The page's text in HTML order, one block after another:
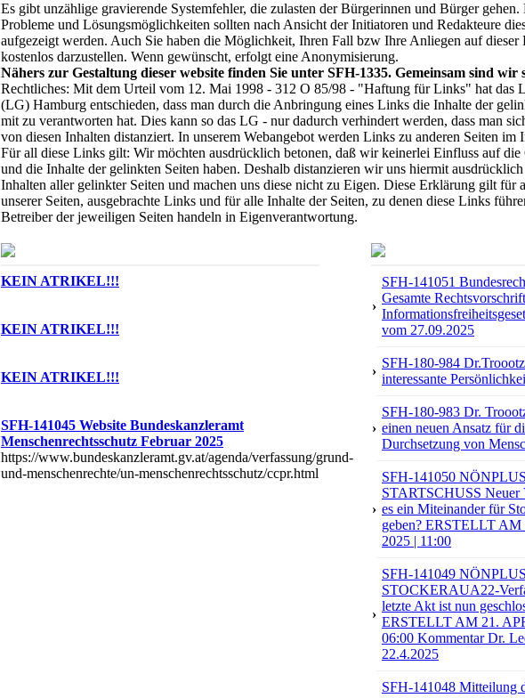
Es gibt unzählige gravierende Systemfehler, die zulasten der Bürgerinnen und Bürger gehen.
Probleme und Lösungsmöglichkeiten sollten nach Ansicht der Initiatoren und Redakteure
aufgezeigt werden. Auch Sie haben die Möglichkeit, Ihren Fall bzw Ihre Anliegen auf dieser
kostenlos darzustellen. Wenn gewünscht, erfolgt eine Anonymisierung.
Nähers zur Gestaltung dieser website finden Sie unter SFH-1335. Gemeinsam sind wir
Rechtliches: Mit dem Urteil vom 12. Mai 1998 - 312 O 85/98 - "Haftung für Links" hat das
(LG) Hamburg entschieden, dass man durch die Anbringung eines Links die Inhalte der
mit zu verantworten hat. Dies kann so das LG - nur dadurch verhindert werden, dass man
von diesen Inhalten distanziert. In unserem Webangebot werden Links zu anderen Seiten im
Für all diese Links gilt: Wir möchten ausdrücklich betonen, daß wir keinerlei Einfluss auf die
und die Inhalte der gelinkten Seiten haben. Deshalb distanzieren wir uns hiermit
Inhalten aller gelinkter Seiten und machen uns diese nicht zu Eigen. Diese Erklärung gilt für
unserer Seiten, ausgebrachte Links und für alle Inhalte der Seiten, zu denen diese Links
Betreiber der jeweiligen Seiten handeln in Eigenverantwortung.
KEIN ATRIKEL!!!
KEIN ATRIKEL!!!
KEIN ATRIKEL!!!
SFH-141045 Website Bundeskanzleramt
Menschenrechtsschutz Februar 2025
https://www.bundeskanzleramt.gv.at/agenda/verfassung/grund-
und-menschenrechte/un-menschenrechtsschutz/ccpr.html
›
SFH-141051
Gesamte
vom 27.09.2025
›
SFH-180-984
interessante
›
SFH-180-983 Dr.
einen neuen Ansatz für
Durchsetzung von
›
SFH-141050
STARTSCHUSS Neuer
es ein Miteinander für
geben? ERSTELLT
2025 | 11:00
›
SFH-141049
STOCKERAUA22-
letzte Akt ist nun
ERSTELLT AM 21.
06:00 Kommentar Dr.
22.4.2025
SFH-141048 Mitteilung